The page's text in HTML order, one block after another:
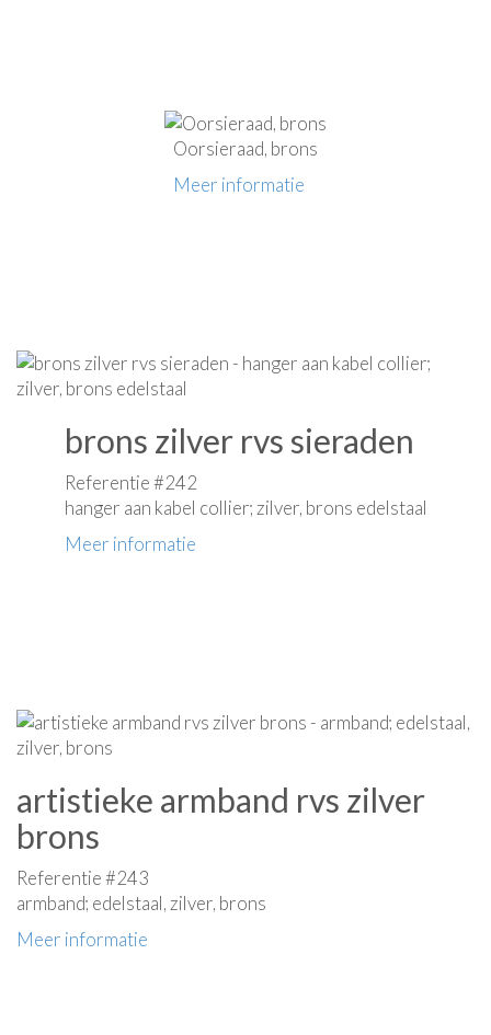
Oorsieraad, brons
Meer informatie
brons zilver rvs sieraden
Referentie #242
hanger aan kabel collier; zilver, brons edelstaal
Meer informatie
artistieke armband rvs zilver
brons
Referentie #243
armband; edelstaal, zilver, brons
Meer informatie